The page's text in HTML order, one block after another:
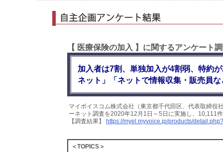
【 医療保険の加入 】に関するアンケート
加入者は7割、単独加入が4割弱、特約
ネット」「ネットで情報収集・販売員
マイボイスコム株式会社（東京都千代田区、代表取締
ーネット調査を2020年12月1日～5日に実施し、10,111
【調査結果】
https://myel.myvoice.jp/products/
＜TOPICS＞